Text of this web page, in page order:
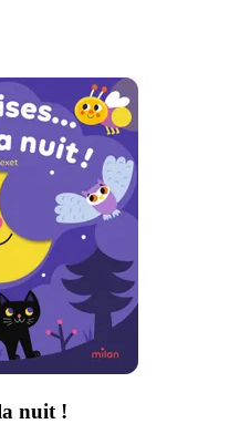
nuit !